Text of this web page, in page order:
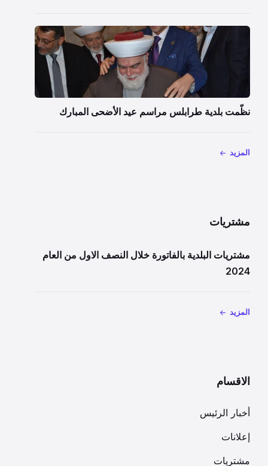
نظّمت بلدية طرابلس مراسم عيد الأضحى المبارك
المزيد
مشتريات
مشتريات البلدية بالفاتورة خلال النصف الاول من العام
2024
المزيد
الاقسام
أخبار الرئيس
إعلانات
مشتريات